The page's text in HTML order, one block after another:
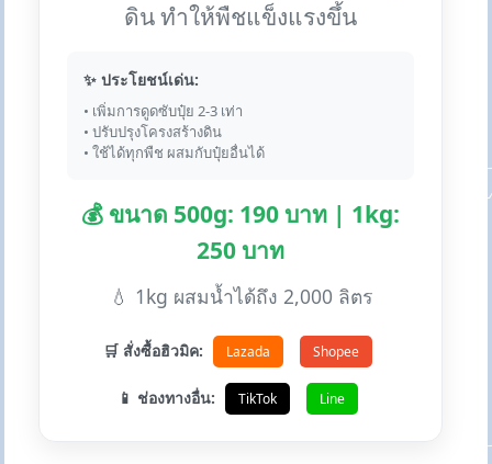
ดิน ทำให้พืชแข็งแรงขึ้น
✨ ประโยชน์เด่น:
• เพิ่มการดูดซับปุ๋ย 2-3 เท่า
• ปรับปรุงโครงสร้างดิน
• ใช้ได้ทุกพืช ผสมกับปุ๋ยอื่นได้
💰 ขนาด 500g: 190 บาท | 1kg:
250 บาท
💧 1kg ผสมน้ำได้ถึง 2,000 ลิตร
🛒 สั่งซื้อฮิวมิค: Lazada Shopee
📱 ช่องทางอื่น: TikTok Line